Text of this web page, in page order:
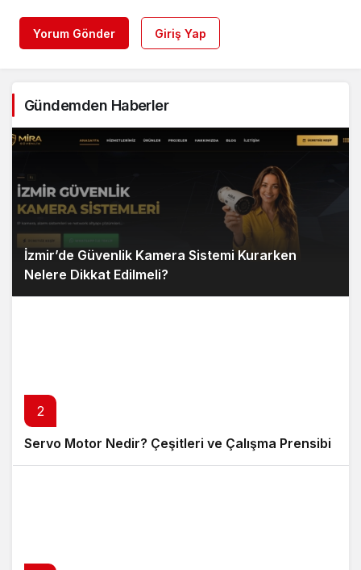
Yorum Gönder Giriş Yap
Gündemden Haberler
İzmir’de Güvenlik Kamera Sistemi Kurarken
Nelere Dikkat Edilmeli?
2
Servo Motor Nedir? Çeşitleri ve Çalışma Prensibi